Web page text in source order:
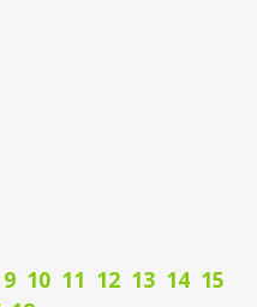
9 10 11 12 13 14 15